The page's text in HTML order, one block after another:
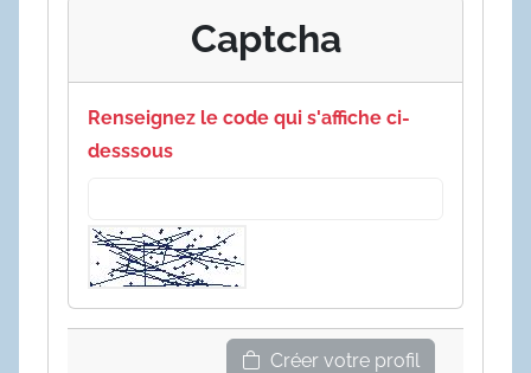
Captcha
Renseignez le code qui s'affiche ci-
desssous
Créer votre profil